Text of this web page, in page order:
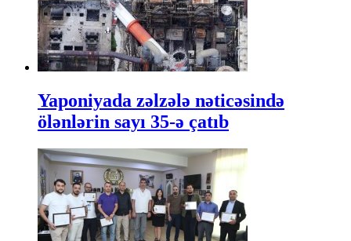
Yaponiyada zəlzələ nəticəsində
ölənlərin sayı 35-ə çatıb